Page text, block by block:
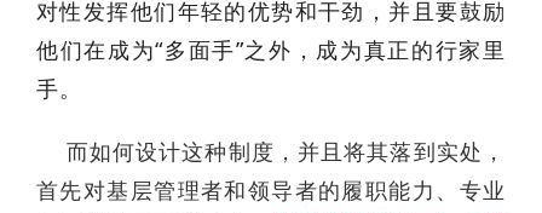
对性发挥他们年轻的优势和干劲，并且要鼓励
他们在成为“多面手”之外，成为真正的行家里
手。
而如何设计这种制度，并且将其落到实处，
首先对基层管理者和领导者的履职能力、专业